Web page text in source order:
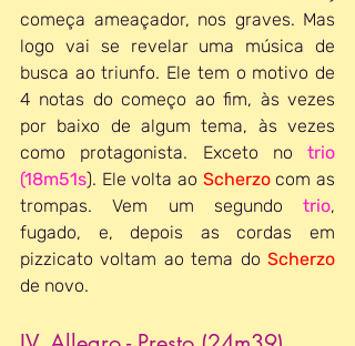
começa ameaçador, nos graves. Mas
logo vai se revelar uma música de
busca ao triunfo. Ele tem o motivo de
4 notas do começo ao fim, às vezes
por baixo de algum tema, às vezes
como protagonista. Exceto no trio
(18m51s). Ele volta ao Scherzo com as
trompas. Vem um segundo trio,
fugado, e, depois as cordas em
pizzicato voltam ao tema do
de novo.